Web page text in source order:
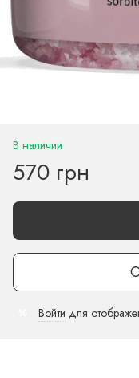
В наличии
570 грн
Войти для